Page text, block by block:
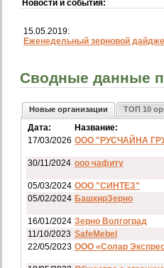
Новости и события:
15.05.2019:
Еженедельный зерновой
Сводные данные
Новые организации ТОП 10
Дата:
Название:
17/03/2026 ООО "РУСЧАЙНА
30/11/2024 ооо чафиту
05/03/2024 ООО "СИНТЕЗ"
05/02/2024 БашкирЗерно
16/01/2024 Зерно Волгоград
11/10/2023 SafeMebel
22/05/2023 ООО «Солар